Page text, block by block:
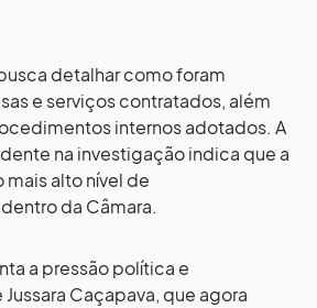
detalhar como foram
e serviços contratados, além
internos adotados. A
na investigação indica que a
mais alto nível de
da Câmara.
a pressão política e
Caçapava, que agora